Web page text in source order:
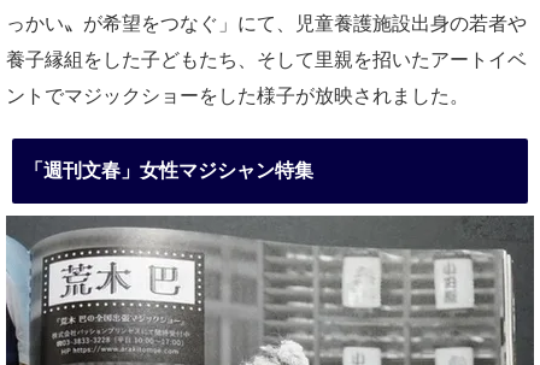
っかい〟が希望をつなぐ」にて、児童養護施設出身の若者や
養子縁組をした子どもたち、そして里親を招いたアートイベ
ントでマジックショーをした様子が放映されました。
「週刊文春」女性マジシャン特集